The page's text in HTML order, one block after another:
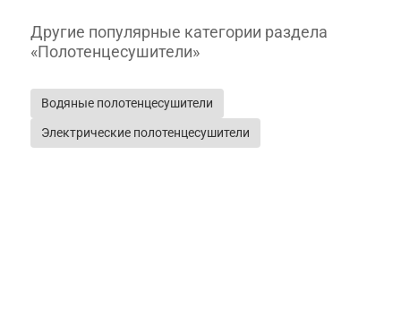
Другие популярные категории раздела
«Полотенцесушители»
Водяные полотенцесушители
Электрические полотенцесушители